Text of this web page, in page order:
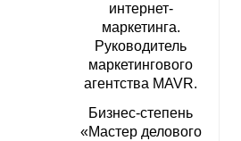
интернет-
маркетинга.
Руководитель
маркетингового
агентства MAVR.
Бизнес-степень
«Мастер делового